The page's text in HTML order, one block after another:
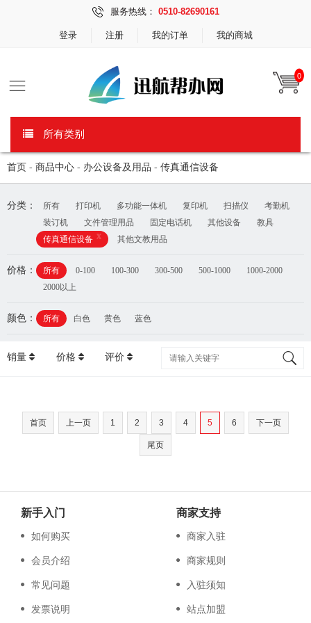
服务热线： 0510-82690161
登录 注册 我的订单 我的商城
0
所有类别
首页 - 商品中心 - 办公设备及用品 - 传真通信设备
分类： 所有 打印机 多功能一体机 复印机 扫描仪
考勤机
装订机
文件管理用品 固定电话机 其他设备
教具
传真通信设备 x 其他文教用品
价格： 所有 0-100 100-300 300-500 500-1000
1000-2000
2000以上
颜色： 所有 白色 黄色 蓝色
销量 价格 评价
首页 上一页 1 2 3 4 5 6 下一页
尾页
新手入门
如何购买
会员介绍
常见问题
发票说明
商家支持
商家入驻
商家规则
入驻须知
站点加盟